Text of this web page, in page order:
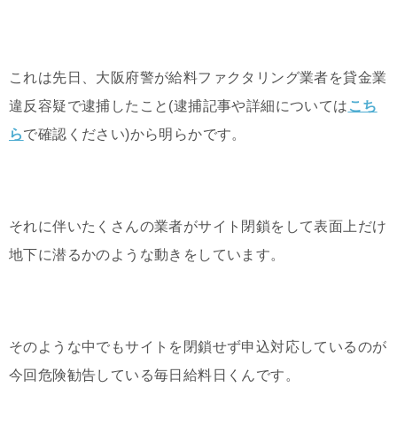
これは先日、大阪府警が給料ファクタリング業者を貸金業
違反容疑で逮捕したこと(逮捕記事や詳細については こち
らで確認ください)から明らかです。
それに伴いたくさんの業者がサイト閉鎖をして表面上だけ
地下に潜るかのような動きをしています。
そのような中でもサイトを閉鎖せず申込対応しているのが
今回危険勧告している毎日給料日くんです。